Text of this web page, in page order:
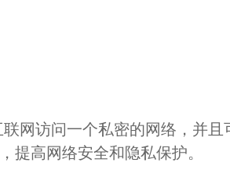
网访问一个私密的网络，并且
提高网络安全和隐私保护。